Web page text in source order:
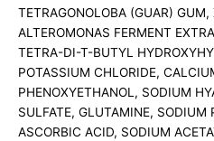
TETRAGONOLOBA (GUAR)
ALTEROMONAS FERMENT
TETRA-DI-T-BUTYL
POTASSIUM CHLORIDE,
PHENOXYETHANOL, SODIUM
SULFATE, GLUTAMINE, SODIUM
ASCORBIC ACID, SODIUM